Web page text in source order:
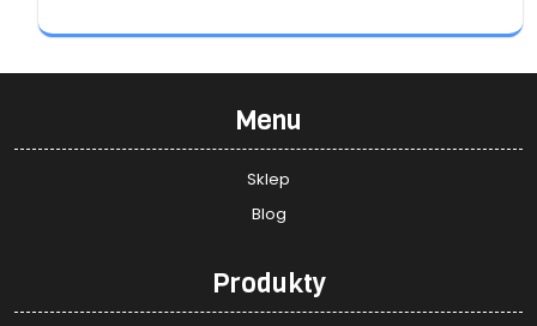
Menu
Sklep
Blog
Produkty